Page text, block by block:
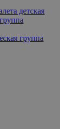
детская
группа